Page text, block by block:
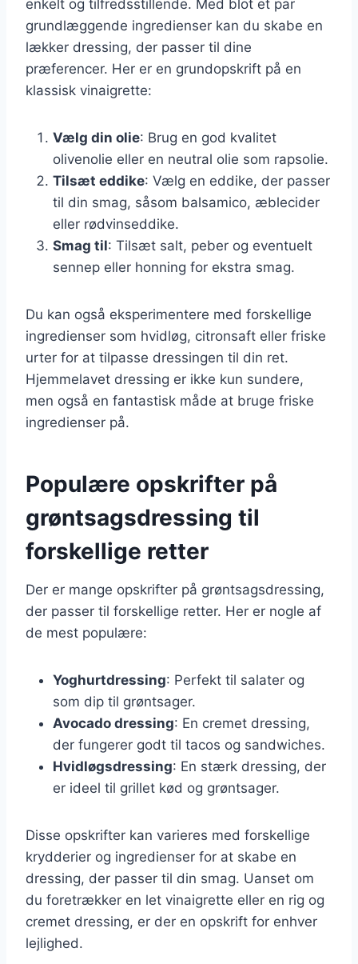
enkelt og tilfredsstillende. Med blot et par
grundlæggende ingredienser kan du skabe en
lækker dressing, der passer til dine
præferencer. Her er en grundopskrift på en
klassisk vinaigrette:
Vælg din olie: Brug en god kvalitet
olivenolie eller en neutral olie som rapsolie.
Tilsæt eddike: Vælg en eddike, der passer
til din smag, såsom balsamico, æblecider
eller rødvinseddike.
Smag til: Tilsæt salt, peber og eventuelt
sennep eller honning for ekstra smag.
Du kan også eksperimentere med forskellige
ingredienser som hvidløg, citronsaft eller friske
urter for at tilpasse dressingen til din ret.
Hjemmelavet dressing er ikke kun sundere,
men også en fantastisk måde at bruge friske
ingredienser på.
Populære opskrifter på
grøntsagsdressing til
forskellige retter
Der er mange opskrifter på grøntsagsdressing,
der passer til forskellige retter. Her er nogle af
de mest populære:
Yoghurtdressing: Perfekt til salater og
som dip til grøntsager.
Avocado dressing: En cremet dressing,
der fungerer godt til tacos og sandwiches.
Hvidløgsdressing: En stærk dressing, der
er ideel til grillet kød og grøntsager.
Disse opskrifter kan varieres med forskellige
krydderier og ingredienser for at skabe en
dressing, der passer til din smag. Uanset om
du foretrækker en let vinaigrette eller en rig og
cremet dressing, er der en opskrift for enhver
lejlighed.